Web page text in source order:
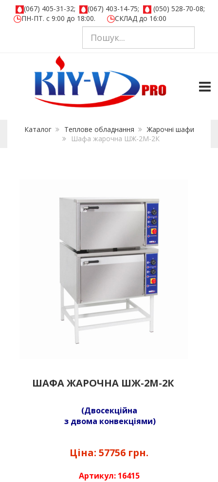
(067) 405-31-32; (067) 403-14-75;
(050) 528-70-08;
ПН-ПТ. с 9:00 до 18:00.
СКЛАД до 16:00
Каталог Теплове обладнання
Жарочнi шафи
Шафа жарочна ШЖ-2М-2К
ШАФА ЖАРОЧНА ШЖ-2М-2К
(Двосекційна
з двома конвекціями)
Ціна: 57756 грн.
Артикул: 16415